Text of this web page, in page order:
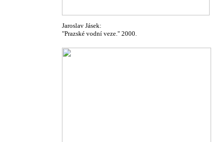
Jaroslav Jásek:
"Prazské vodní veze." 2000.